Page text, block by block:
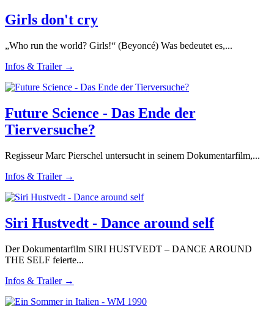
Girls don't cry
„Who run the world? Girls!“ (Beyoncé) Was bedeutet es,...
Infos & Trailer →
Future Science - Das Ende der
Tierversuche?
Regisseur Marc Pierschel untersucht in seinem Dokumentarfilm,...
Infos & Trailer →
Siri Hustvedt - Dance around self
Der Dokumentarfilm SIRI HUSTVEDT – DANCE AROUND
THE SELF feierte...
Infos & Trailer →